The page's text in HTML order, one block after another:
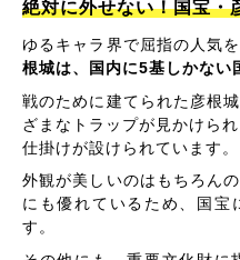
絶対に外せない！国宝・
ゆるキャラ界で屈指の人気
根城は、国内に5基しかない
戦のために建てられた彦根
ざまなトラップが見かけら
仕掛けが設けられています。
外観が美しいのはもちろん
にも優れているため、国宝
す。